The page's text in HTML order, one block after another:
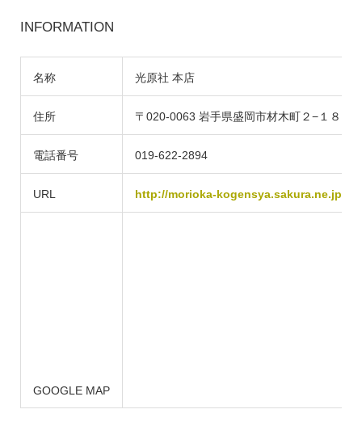
INFORMATION
名称 光原社 本店
住所 〒020-0063 岩手県盛岡市材木町２−１８
電話番号 019-622-2894
URL http://morioka-kogensya.sakura.ne.jp/
GOOGLE MAP